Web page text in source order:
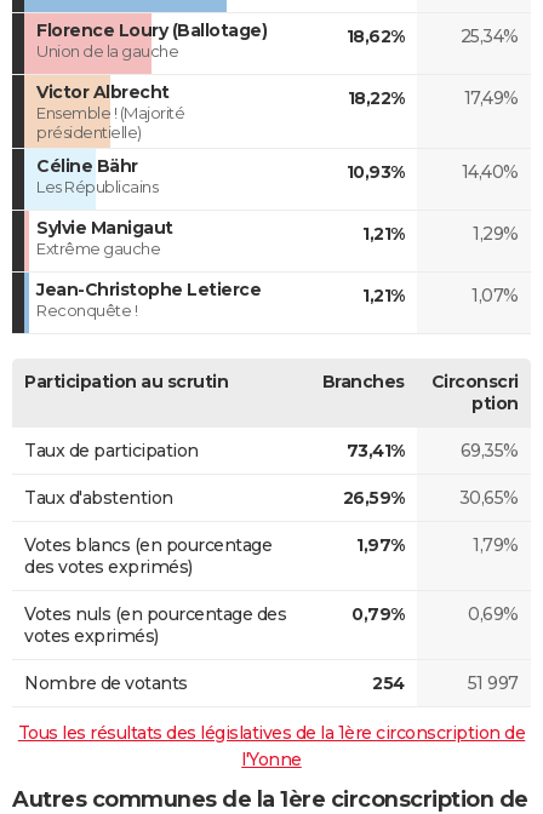
Florence Loury (Ballotage)
Union de la gauche
18,62% 25,34%
Victor Albrecht
Ensemble ! (Majorité
présidentielle)
18,22% 17,49%
Céline Bähr
Les Républicains
10,93% 14,40%
Sylvie Manigaut
Extrême gauche
1,21% 1,29%
Jean-Christophe Letierce
Reconquête !
1,21% 1,07%
Participation au scrutin Branches
Circonscri
ption
Taux de participation 73,41% 69,35%
Taux d'abstention 26,59% 30,65%
Votes blancs (en pourcentage
des votes exprimés)
1,97% 1,79%
Votes nuls (en pourcentage des
votes exprimés)
0,79% 0,69%
Nombre de votants 254 51 997
Tous les résultats des législatives de la 1ère circonscription de
l'Yonne
Autres communes de la 1ère circonscription de